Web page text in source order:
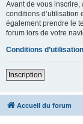
Avant de vous inscrire,
conditions d’utilisation
également prendre le
forum lors de votre
Conditions d’utilisation
Inscription
Accueil du forum